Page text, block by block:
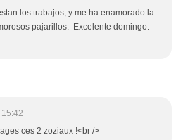
los trabajos, y me ha enamorado la
pajarillos. Excelente domingo.
ces 2 zoziaux !<br />